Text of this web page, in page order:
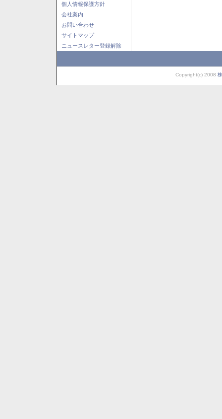
個人情報保護方針
会社案内
お問い合わせ
サイトマップ
ニュースレター登録解除
Copyright(c) 2008